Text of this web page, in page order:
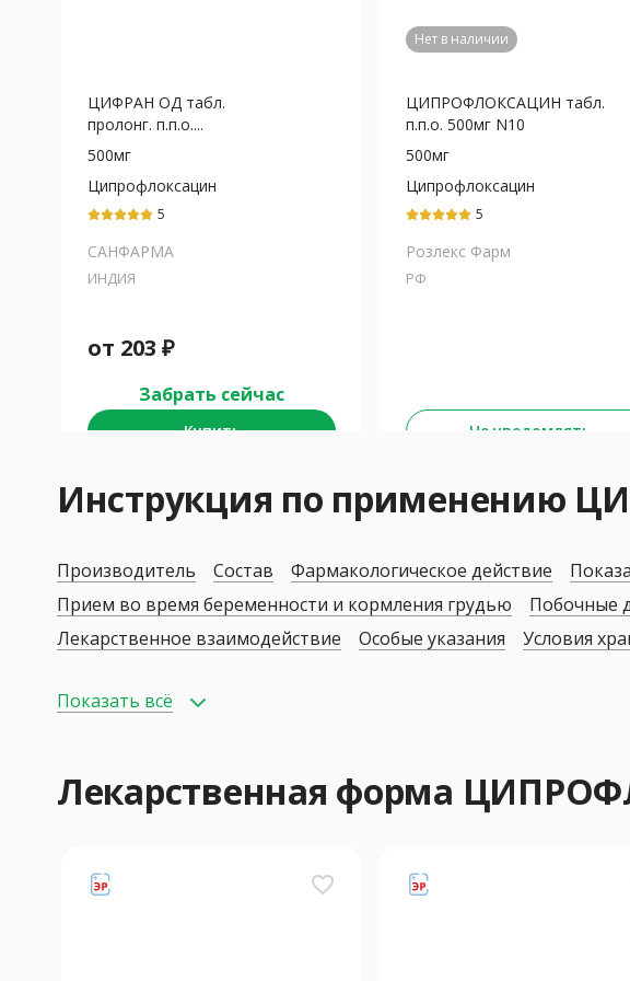
ЦИФРАН ОД табл.
пролонг. п.п.о....
500мг
Ципрофлоксацин
5
САНФАРМА
ИНДИЯ
от 203 ₽
Забрать сейчас
Купить
Нет в наличии
ЦИПРОФЛОКСАЦИН табл.
п.п.о. 500мг N10
500мг
Ципрофлоксацин
5
Розлекс Фарм
РФ
Не уведомлять
Инструкция по применению
Производитель Состав Фармакологическое действие
Прием во время беременности и кормления грудью
Побочные
Лекарственное взаимодействие
Особые указания Условия
Показать всё
Лекарственная форма
favorite_border